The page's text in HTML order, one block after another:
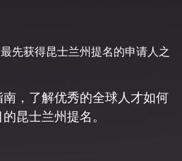
先获得昆士兰州提名的申请人之
，了解优秀的全球人才如何
昆士兰州提名。